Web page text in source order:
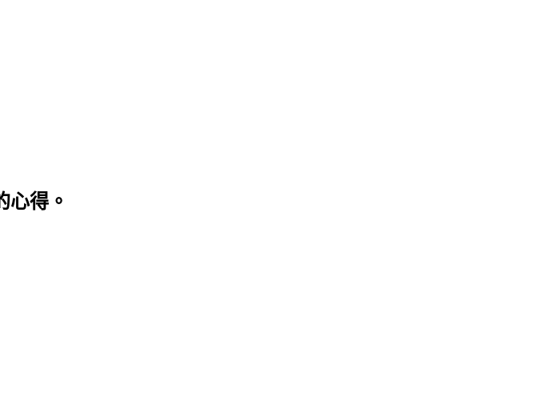
心得。